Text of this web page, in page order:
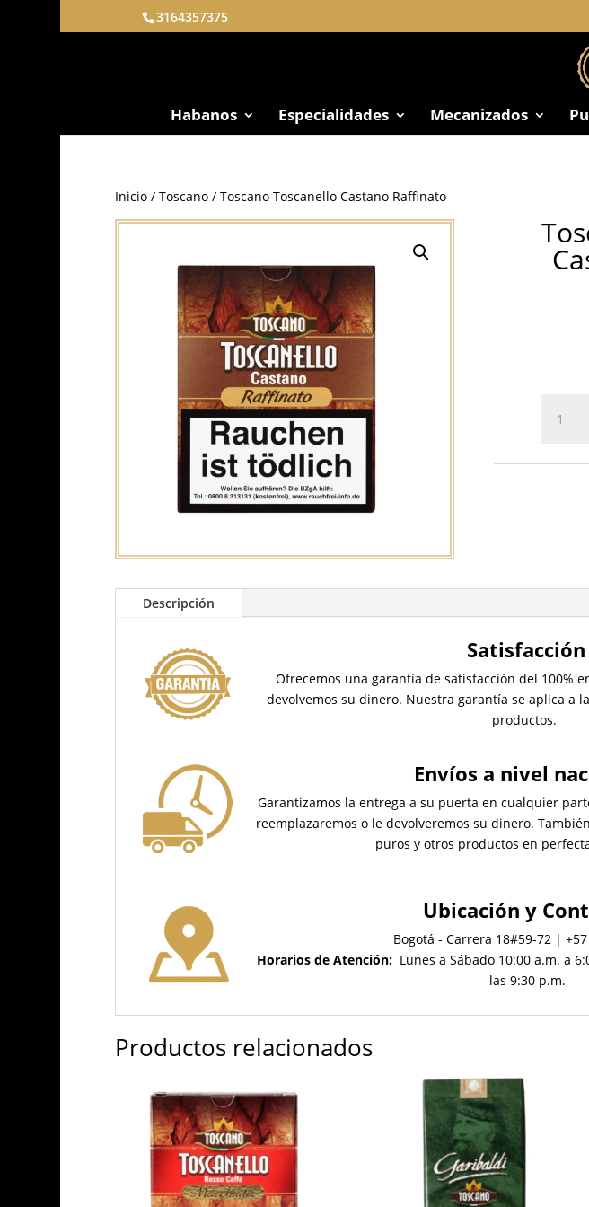
3164357375
Habanos Especialidades Mecanizados
Inicio/ Toscano/ Toscano Toscanello Castano Raffinato
Descripción
Satisfacción
Ofrecemos una garantía de satisfacción del 100%
devolvemos su dinero. Nuestra garantía se aplica a
productos.
Envíos a nivel
Garantizamos la entrega a su puerta en cualquier
reemplazaremos o le devolveremos su dinero.
puros y otros productos en
Ubicación y
Bogotá - Carrera 18#59-72 |
Horarios de Atención: Lunes a Sábado 10:00 a.m. a
las 9:30 p.m.
Productos relacionados